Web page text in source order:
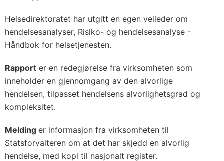
Helsedirektoratet har utgitt en egen veileder om
hendelsesanalyser, Risiko- og hendelsesanalyse -
Håndbok for helsetjenesten.
Rapport er en redegjørelse fra virksomheten som
inneholder en gjennomgang av den alvorlige
hendelsen, tilpasset hendelsens alvorlighetsgrad og
kompleksitet.
Melding er informasjon fra virksomheten til
Statsforvalteren om at det har skjedd en alvorlig
hendelse, med kopi til nasjonalt register.